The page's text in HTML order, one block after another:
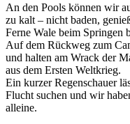
An den Pools können wir
zu kalt – nicht baden,
Ferne Wale beim Springen
Auf dem Rückweg zum
und halten am Wrack der
aus dem Ersten Weltkrieg.
Ein kurzer Regenschauer
Flucht suchen und wir
alleine.